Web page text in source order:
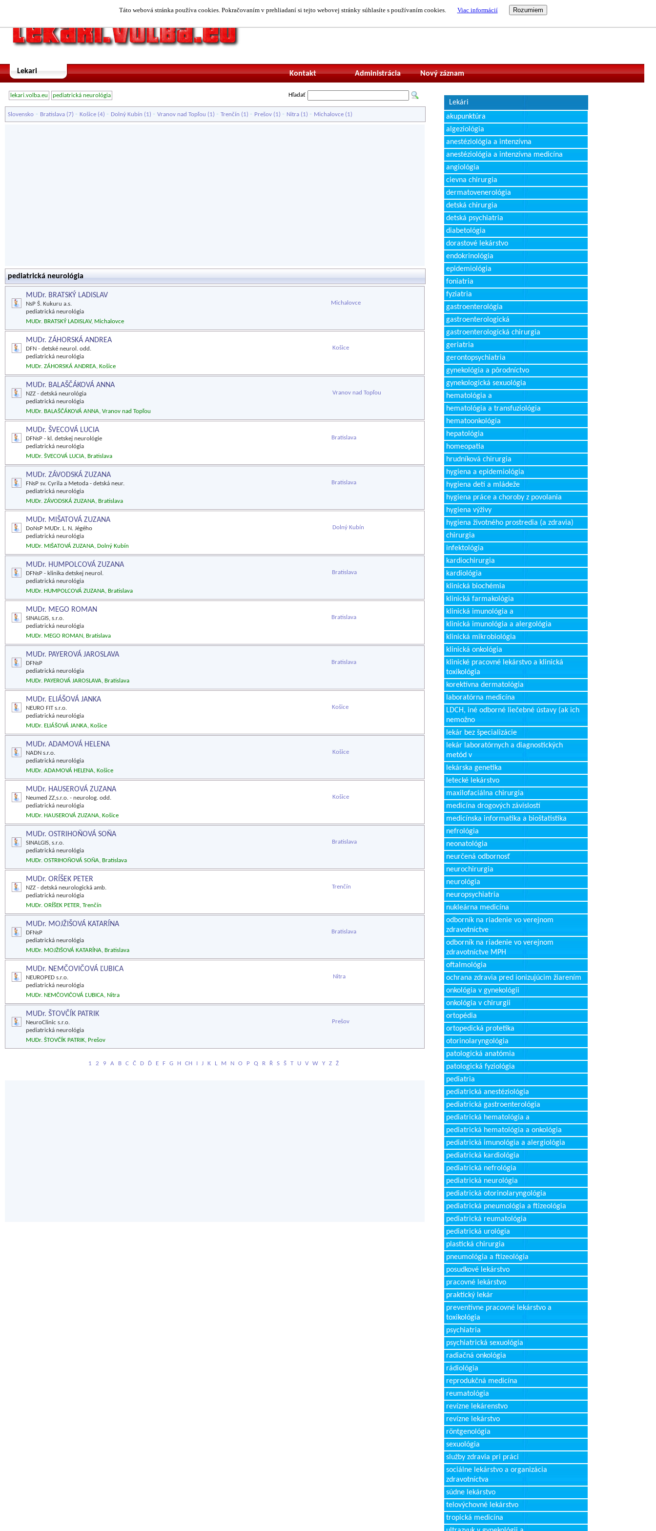
Táto webová stránka používa cookies. Pokračovaním v prehliadaní si tejto webovej stránky súhlasíte s používaním cookies. Viac informácií
Lekari Nový záznam
Administrácia
Kontakt
lekari.volba.eu pediatrická neurológia Hľadať
Slovensko - Bratislava (7) - Košice (4) - Dolný Kubín (1) - Vranov nad Topľou (1) - Trenčín (1) - Prešov (1) - Nitra (1) - Michalovce (1)
pediatrická neurológia
MUDr. BRATSKÝ LADISLAV
NsP Š. Kukuru a.s.
pediatrická neurológia
Michalovce
MUDr. BRATSKÝ LADISLAV, Michalovce
MUDr. ZÁHORSKÁ ANDREA
DFN - detské neurol. odd.
pediatrická neurológia
Košice
MUDr. ZÁHORSKÁ ANDREA, Košice
MUDr. BALAŠČÁKOVÁ ANNA
NZZ - detská neurológia
pediatrická neurológia
Vranov nad Topľou
MUDr. BALAŠČÁKOVÁ ANNA, Vranov nad Topľou
MUDr. ŠVECOVÁ LUCIA
DFNsP - kl. detskej neurológie
pediatrická neurológia
Bratislava
MUDr. ŠVECOVÁ LUCIA, Bratislava
MUDr. ZÁVODSKÁ ZUZANA
FNsP sv. Cyrila a Metoda - detská neur.
pediatrická neurológia
Bratislava
MUDr. ZÁVODSKÁ ZUZANA, Bratislava
MUDr. MIŠATOVÁ ZUZANA
DoNsP MUDr. L. N. Jégého
pediatrická neurológia
Dolný Kubín
MUDr. MIŠATOVÁ ZUZANA, Dolný Kubín
MUDr. HUMPOLCOVÁ ZUZANA
DFNsP - klinika detskej neurol.
pediatrická neurológia
Bratislava
MUDr. HUMPOLCOVÁ ZUZANA, Bratislava
MUDr. MEGO ROMAN
SINALGIS, s.r.o.
pediatrická neurológia
Bratislava
MUDr. MEGO ROMAN, Bratislava
MUDr. PAYEROVÁ JAROSLAVA
DFNsP
pediatrická neurológia
Bratislava
MUDr. PAYEROVÁ JAROSLAVA, Bratislava
MUDr. ELIÁŠOVÁ JANKA
NEURO FIT s.r.o.
pediatrická neurológia
Košice
MUDr. ELIÁŠOVÁ JANKA, Košice
MUDr. ADAMOVÁ HELENA
NADN s.r.o.
pediatrická neurológia
Košice
MUDr. ADAMOVÁ HELENA, Košice
MUDr. HAUSEROVÁ ZUZANA
Neumed ZZ,s.r.o. - neurolog. odd.
pediatrická neurológia
Košice
MUDr. HAUSEROVÁ ZUZANA, Košice
MUDr. OSTRIHOŇOVÁ SOŇA
SINALGIS, s.r.o.
pediatrická neurológia
Bratislava
MUDr. OSTRIHOŇOVÁ SOŇA, Bratislava
MUDr. ORÍŠEK PETER
NZZ - detská neurologická amb.
pediatrická neurológia
Trenčín
MUDr. ORÍŠEK PETER, Trenčín
MUDr. MOJŽIŠOVÁ KATARÍNA
DFNsP
pediatrická neurológia
Bratislava
MUDr. MOJŽIŠOVÁ KATARÍNA, Bratislava
MUDr. NEMČOVIČOVÁ ĽUBICA
NEUROPED s.r.o.
pediatrická neurológia
Nitra
MUDr. NEMČOVIČOVÁ ĽUBICA, Nitra
MUDr. ŠTOVČÍK PATRIK
NeuroClinic s.r.o.
pediatrická neurológia
Prešov
MUDr. ŠTOVČÍK PATRIK, Prešov
1 2 9 A B C Č D Ď E F G H CH I J K L M N O P Q R Ř S Š T U V W Y Z Ž
Lekári
akupunktúra
algeziológia
anestéziológia a intenzívna
anestéziológia a intenzívna medicína
angiológia
cievna chirurgia
dermatovenerológia
detská chirurgia
detská psychiatria
diabetológia
dorastové lekárstvo
endokrinológia
epidemiológia
foniatria
fyziatria
gastroenterológia
gastroenterologická
gastroenterologická chirurgia
geriatria
gerontopsychiatria
gynekológia a pôrodníctvo
gynekologická sexuológia
hematológia a
hematológia a transfuziológia
hematoonkológia
hepatológia
homeopatia
hrudníková chirurgia
hygiena a epidemiológia
hygiena detí a mládeže
hygiena práce a choroby z povolania
hygiena výživy
hygiena životného prostredia (a zdravia)
chirurgia
infektológia
kardiochirurgia
kardiológia
klinická biochémia
klinická farmakológia
klinická imunológia a
klinická imunológia a alergológia
klinická mikrobiológia
klinická onkológia
klinické pracovné lekárstvo a klinická
toxikológia
korektívna dermatológia
laboratórna medicína
LDCH, iné odborné liečebné ústavy (ak ich
nemožno
lekár bez špecializácie
lekár laboratórnych a diagnostických
metód v
lekárska genetika
letecké lekárstvo
maxilofaciálna chirurgia
medicína drogových závislostí
medicínska informatika a bioštatistika
nefrológia
neonatológia
neurčená odbornosť
neurochirurgia
neurológia
neuropsychiatria
nukleárna medicína
odborník na riadenie vo verejnom
zdravotníctve
odborník na riadenie vo verejnom
zdravotníctve MPH
oftalmológia
ochrana zdravia pred ionizujúcim žiarením
onkológia v gynekológii
onkológia v chirurgii
ortopédia
ortopedická protetika
otorinolaryngológia
patologická anatómia
patologická fyziológia
pediatria
pediatrická anestéziológia
pediatrická gastroenterológia
pediatrická hematológia a
pediatrická hematológia a onkológia
pediatrická imunológia a alergiológia
pediatrická kardiológia
pediatrická nefrológia
pediatrická neurológia
pediatrická otorinolaryngológia
pediatrická pneumológia a ftizeológia
pediatrická reumatológia
pediatrická urológia
plastická chirurgia
pneumológia a ftizeológia
posudkové lekárstvo
pracovné lekárstvo
praktický lekár
preventívne pracovné lekárstvo a
toxikológia
psychiatria
psychiatrická sexuológia
radiačná onkológia
rádiológia
reprodukčná medicína
reumatológia
revízne lekárenstvo
revízne lekárstvo
röntgenológia
sexuológia
služby zdravia pri práci
sociálne lekárstvo a organizácia
zdravotníctva
súdne lekárstvo
telovýchovné lekárstvo
tropická medicína